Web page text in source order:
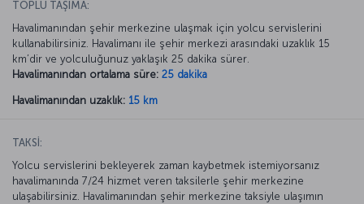
TOPLU TAŞIMA:
Havalimanından şehir merkezine ulaşmak için yolcu servislerini
kullanabilirsiniz. Havalimanı ile şehir merkezi arasındaki uzaklık 15
km’dir ve yolculuğunuz yaklaşık 25 dakika sürer.
Havalimanından ortalama süre: 25 dakika
Havalimanından uzaklık: 15 km
TAKSİ:
Yolcu servislerini bekleyerek zaman kaybetmek istemiyorsanız
havalimanında 7/24 hizmet veren taksilerle şehir merkezine
ulaşabilirsiniz. Havalimanından şehir merkezine taksiyle ulaşımın